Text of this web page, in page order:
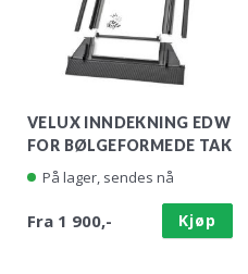
VELUX INNDEKNING EDW
FOR BØLGEFORMEDE TAK
På lager, sendes nå
Fra 1 900,- Kjøp